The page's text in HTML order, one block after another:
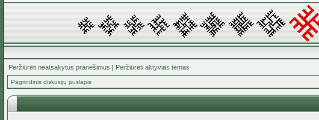
Peržiūrėti neatsakytus pranešimus | Peržiūrėti aktyvias temas
Pagrindinis diskusijų puslapis